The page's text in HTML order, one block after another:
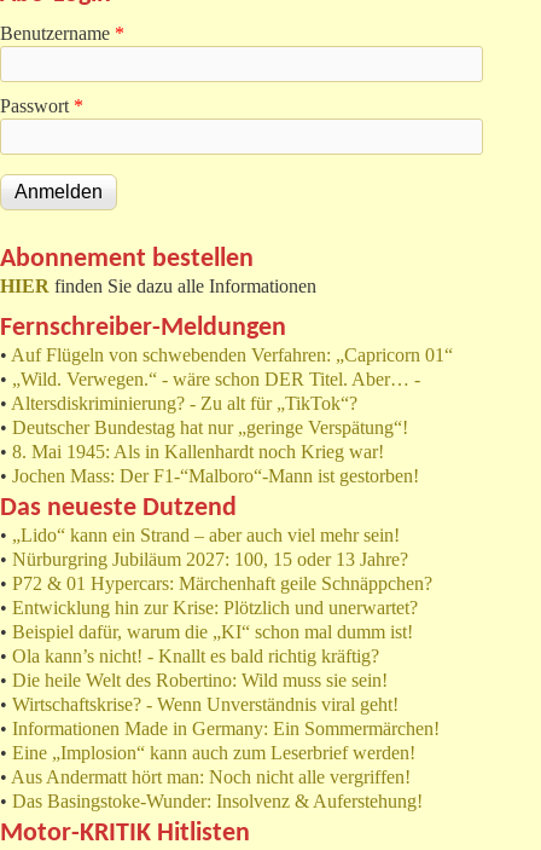
Benutzername *
Passwort *
Abonnement bestellen
HIER finden Sie dazu alle Informationen
Fernschreiber-Meldungen
• Auf Flügeln von schwebenden Verfahren: „Capricorn 01“
• „Wild. Verwegen.“ - wäre schon DER Titel. Aber… -
• Altersdiskriminierung? - Zu alt für „TikTok“?
• Deutscher Bundestag hat nur „geringe Verspätung“!
• 8. Mai 1945: Als in Kallenhardt noch Krieg war!
• Jochen Mass: Der F1-“Malboro“-Mann ist gestorben!
Das neueste Dutzend
• „Lido“ kann ein Strand – aber auch viel mehr sein!
• Nürburgring Jubiläum 2027: 100, 15 oder 13 Jahre?
• P72 & 01 Hypercars: Märchenhaft geile Schnäppchen?
• Entwicklung hin zur Krise: Plötzlich und unerwartet?
• Beispiel dafür, warum die „KI“ schon mal dumm ist!
• Ola kann’s nicht! - Knallt es bald richtig kräftig?
• Die heile Welt des Robertino: Wild muss sie sein!
• Wirtschaftskrise? - Wenn Unverständnis viral geht!
• Informationen Made in Germany: Ein Sommermärchen!
• Eine „Implosion“ kann auch zum Leserbrief werden!
• Aus Andermatt hört man: Noch nicht alle vergriffen!
• Das Basingstoke-Wunder: Insolvenz & Auferstehung!
Motor-KRITIK Hitlisten